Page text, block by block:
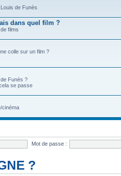
de Funès
dans quel film ?
films
colle sur un film ?
Funès ?
se passe
cinéma
Mot de passe :
?